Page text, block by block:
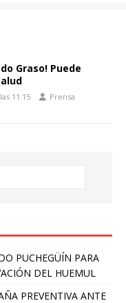
Graso! Puede
11:15 Prensa
PUCHEGÜÍN PARA
DEL HUEMUL
PREVENTIVA ANTE